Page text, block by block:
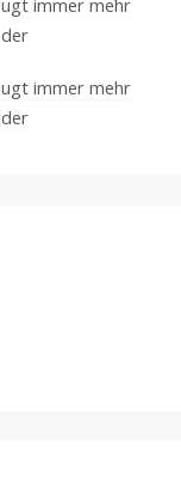
immer mehr
immer mehr